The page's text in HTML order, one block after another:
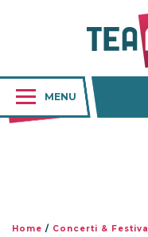
MENU
Home / Concerti & Festival